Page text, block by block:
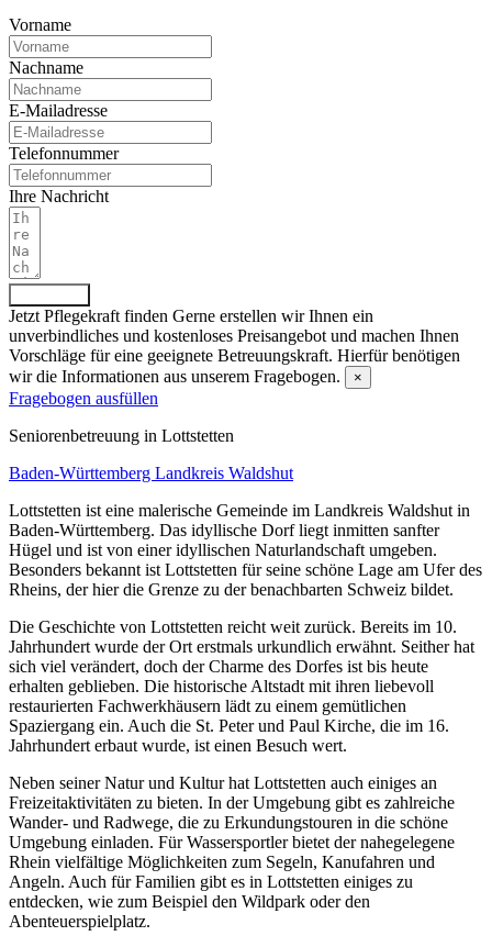
Vorname
Nachname
E-Mailadresse
Telefonnummer
Ihre Nachricht
Jetzt Pflegekraft finden Gerne erstellen wir Ihnen ein
unverbindliches und kostenloses Preisangebot und machen Ihnen
Vorschläge für eine geeignete Betreuungskraft. Hierfür benötigen
wir die Informationen aus unserem Fragebogen.
×
Fragebogen ausfüllen
Senioren­betreuung in Lottstetten
Baden-Württemberg Landkreis Waldshut
Lottstetten ist eine malerische Gemeinde im Landkreis Waldshut in
Baden-Württemberg. Das idyllische Dorf liegt inmitten sanfter
Hügel und ist von einer idyllischen Naturlandschaft umgeben.
Besonders bekannt ist Lottstetten für seine schöne Lage am Ufer des
Rheins, der hier die Grenze zu der benachbarten Schweiz bildet.
Die Geschichte von Lottstetten reicht weit zurück. Bereits im 10.
Jahrhundert wurde der Ort erstmals urkundlich erwähnt. Seither hat
sich viel verändert, doch der Charme des Dorfes ist bis heute
erhalten geblieben. Die historische Altstadt mit ihren liebevoll
restaurierten Fachwerkhäusern lädt zu einem gemütlichen
Spaziergang ein. Auch die St. Peter und Paul Kirche, die im 16.
Jahrhundert erbaut wurde, ist einen Besuch wert.
Neben seiner Natur und Kultur hat Lottstetten auch einiges an
Freizeitaktivitäten zu bieten. In der Umgebung gibt es zahlreiche
Wander- und Radwege, die zu Erkundungstouren in die schöne
Umgebung einladen. Für Wassersportler bietet der nahegelegene
Rhein vielfältige Möglichkeiten zum Segeln, Kanufahren und
Angeln. Auch für Familien gibt es in Lottstetten einiges zu
entdecken, wie zum Beispiel den Wildpark oder den
Abenteuerspielplatz.